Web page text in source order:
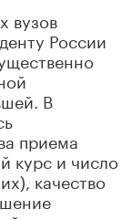
вузов
России
В
приема
курс и число
качество